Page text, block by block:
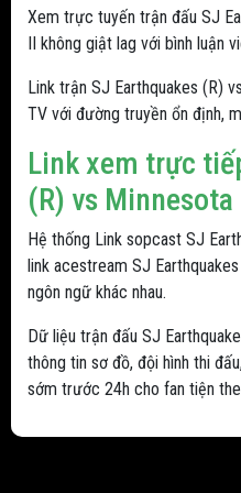
Xem trực tuyến trận đấu SJ
II không giật lag với bình luận
Link trận SJ Earthquakes (R)
TV với đường truyền ổn định,
Link xem trực
(R) vs
Hệ thống Link sopcast SJ
link acestream SJ
ngôn ngữ khác nhau.
Dữ liệu trận đấu SJ
thông tin sơ đồ, đội hình thi
sớm trước 24h cho fan tiện